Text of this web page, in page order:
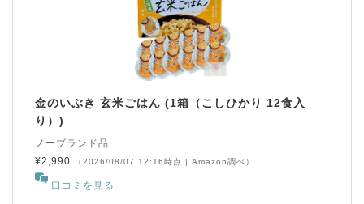
金のいぶき 玄米ごはん (1箱（こしひかり 12食入
り）)
ノーブランド品
¥2,990
（2026/08/07 12:16時点 | Amazon調べ）
口コミを見る